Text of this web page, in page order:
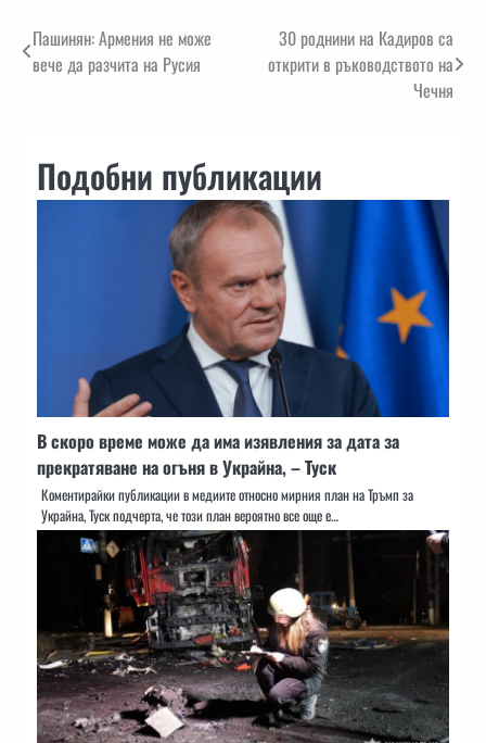
Навигация
Пашинян: Армения не може
вече да разчита на Русия
30 роднини на Кадиров са
открити в ръководството на
Чечня
Подобни публикации
В скоро време може да има изявления за дата за
прекратяване на огъня в Украйна, – Туск
Коментирайки публикации в медиите относно мирния план на Тръмп за
Украйна, Туск подчерта, че този план вероятно все още е…